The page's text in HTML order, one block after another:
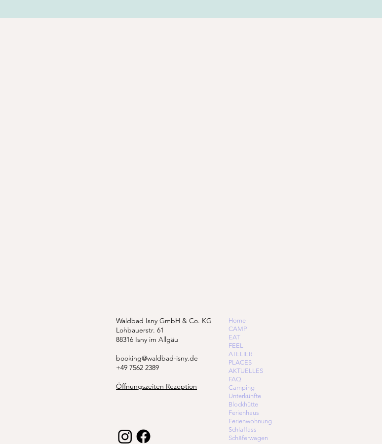
Waldbad Isny GmbH & Co. KG
Lohbauerstr. 61
88316 Isny im Allgäu
booking@waldbad-isny.de
+49 7562 2389
Öffnungszeiten Rezeption
Home
CAMP
EAT
FEEL
ATELIER
PLACES
AKTUELLES
FAQ
Camping
Unterkünfte
Blockhütte
Ferienhaus
Ferienwohnung
Schlaffass
Schäferwagen